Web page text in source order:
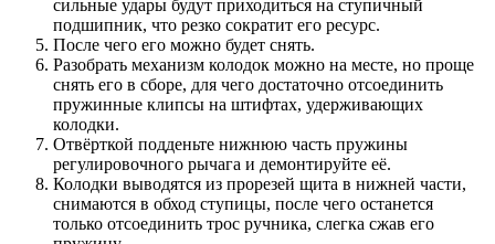
сильные удары будут приходиться на ступичный
подшипник, что резко сократит его ресурс.
После чего его можно будет снять.
Разобрать механизм колодок можно на месте, но проще
снять его в сборе, для чего достаточно отсоединить
пружинные клипсы на штифтах, удерживающих
колодки.
Отвёрткой подденьте нижнюю часть пружины
регулировочного рычага и демонтируйте её.
Колодки выводятся из прорезей щита в нижней части,
снимаются в обход ступицы, после чего останется
только отсоединить трос ручника, слегка сжав его